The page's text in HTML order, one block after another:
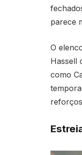
parece
O
Hassell
como